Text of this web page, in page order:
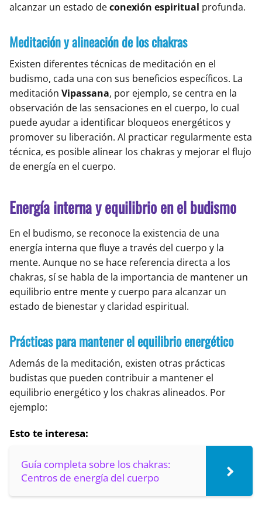
alcanzar un estado deconexión espiritual profunda.
Meditación y alineación de los chakras
Existen diferentes técnicas de meditación en el
budismo, cada una con sus beneficios específicos. La
meditación Vipassana, por ejemplo, se centra en la
observación de las sensaciones en el cuerpo, lo cual
puede ayudar a identificar bloqueos energéticos y
promover su liberación. Al practicar regularmente esta
técnica, es posible alinear los chakras y mejorar el flujo
de energía en el cuerpo.
Energía interna y equilibrio en el budismo
En el budismo, se reconoce la existencia de una
energía interna que fluye a través del cuerpo y la
mente. Aunque no se hace referencia directa a los
chakras, sí se habla de la importancia de mantener un
equilibrio entre mente y cuerpo para alcanzar un
estado de bienestar y claridad espiritual.
Prácticas para mantener el equilibrio energético
Además de la meditación, existen otras prácticas
budistas que pueden contribuir a mantener el
equilibrio energético y los chakras alineados. Por
ejemplo:
Esto te interesa:
Guía completa sobre los chakras:
Centros de energía del cuerpo